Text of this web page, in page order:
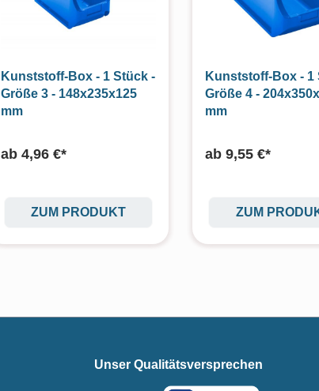
Kunststoff-Box - 1 Stück -
Größe 3 - 148x235x125
mm
ab 4,96 €*
ZUM PRODUKT
Kunststoff-Box - 1
Größe 4 -
mm
ab9,55 €*
ZUM
Unser Qualitätsversprechen